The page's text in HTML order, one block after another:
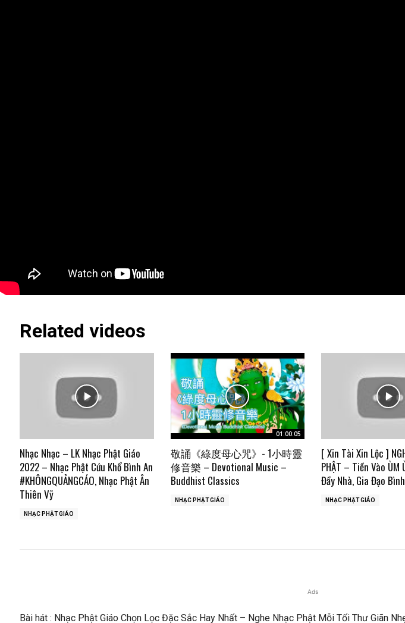
Related videos
Nhạc Nhạc – LK Nhạc Phật Giáo
2022 – Nhạc Phật Cứu Khổ Bình An
#KHÔNGQUẢNGCÁO, Nhạc Phật Ân
Thiên Vỹ
NHẠC PHẬT GIÁO
01:00:05
敬誦《綠度母心咒》- 1小時靈
修音樂 – Devotional Music –
Buddhist Classics
NHẠC PHẬT GIÁO
[ Xin Tài Xin Lộc ]
PHẬT – Tiền Vào ÙM
Đầy Nhà, Gia Đạo
NHẠC PHẬT GIÁO
Ads
Bài hát : Nhạc Phật Giáo Chọn Lọc Đặc Sắc Hay Nhất – Nghe Nhạc Phật Mỗi Tối Thư Giãn